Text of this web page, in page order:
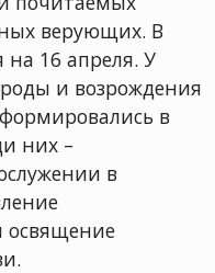
верующих. В
на 16 апреля. У
и возрождения
в
них –
в